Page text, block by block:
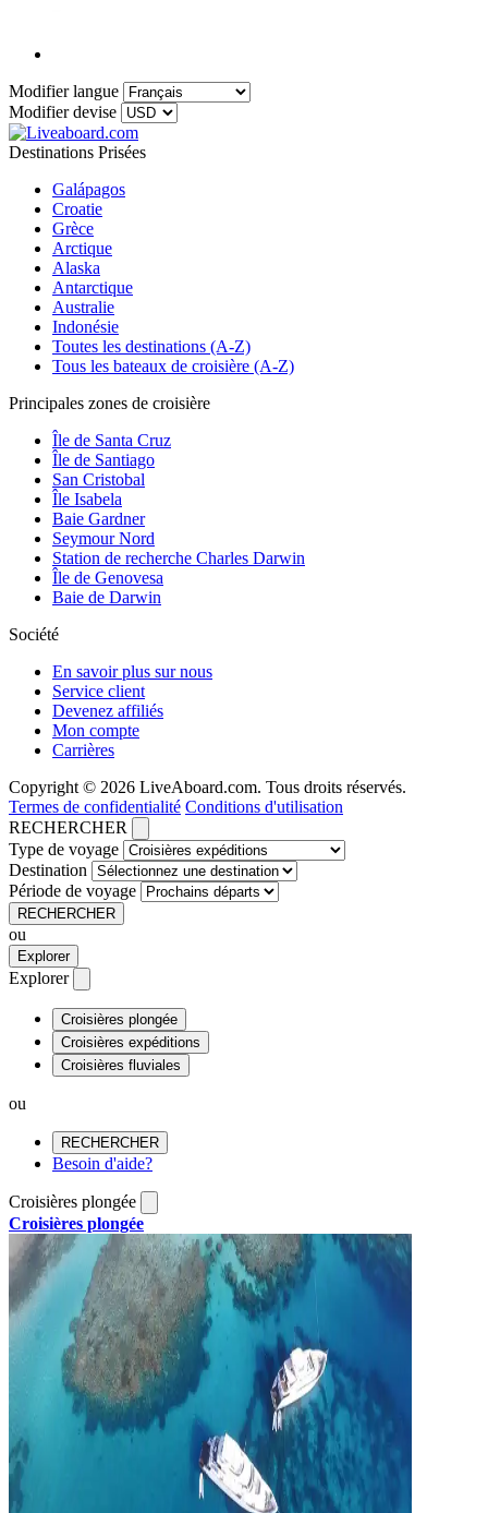
Modifier langue
Modifier devise
Destinations Prisées
Galápagos
Croatie
Grèce
Arctique
Alaska
Antarctique
Australie
Indonésie
Toutes les destinations (A-Z)
Tous les bateaux de croisière (A-Z)
Principales zones de croisière
Île de Santa Cruz
Île de Santiago
San Cristobal
Île Isabela
Baie Gardner
Seymour Nord
Station de recherche Charles Darwin
Île de Genovesa
Baie de Darwin
Société
En savoir plus sur nous
Service client
Devenez affiliés
Mon compte
Carrières
Copyright © 2026 LiveAboard.com. Tous droits réservés.
Termes de confidentialité Conditions d'utilisation
RECHERCHER
Type de voyage
Destination
Période de voyage
RECHERCHER
ou
Explorer
Explorer
Croisières plongée
Croisières expéditions
Croisières fluviales
ou
RECHERCHER
Besoin d'aide?
Croisières plongée
Croisières plongée